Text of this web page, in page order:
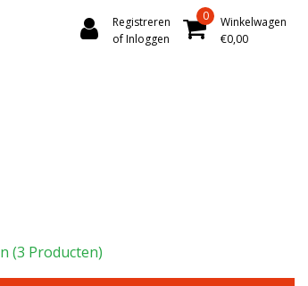
Registreren
of Inloggen
0
Winkelwagen
€0,00
(3 Producten)